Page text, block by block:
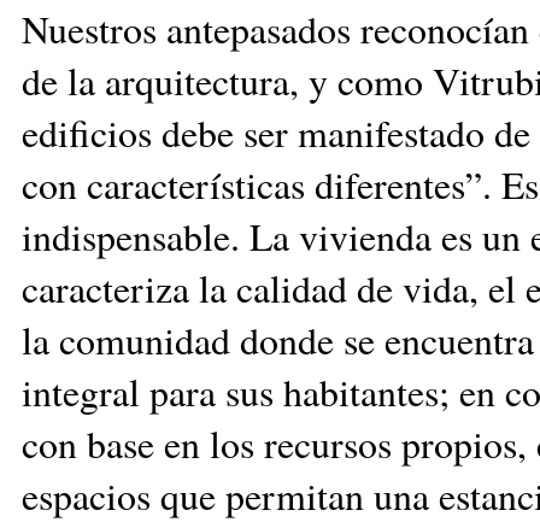
Nuestros antepasados
de la arquitectura, y como
edificios debe ser manifestado
con características diferentes”.
indispensable. La vivienda es
caracteriza la calidad de vida, el
la comunidad donde se
integral para sus habitantes; en
con base en los recursos
espacios que permitan una